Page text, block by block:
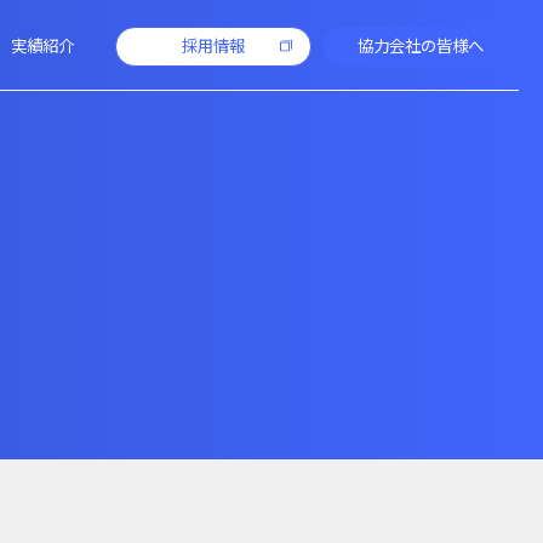
実績紹介 採用情報 協力会社の皆様へ